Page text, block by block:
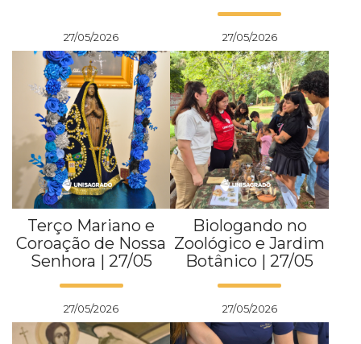
27/05/2026
Terço Mariano e
Coroação de Nossa
Senhora | 27/05
27/05/2026
Biologando no
Zoológico e Jardim
Botânico | 27/05
27/05/2026 27/05/2026